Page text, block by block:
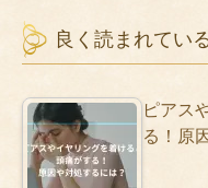
良く読まれてい
ピアス
る！原